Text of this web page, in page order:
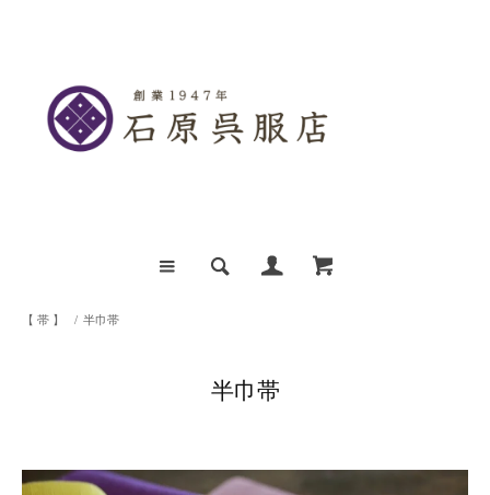
【 帯 】 / 半巾帯
半巾帯